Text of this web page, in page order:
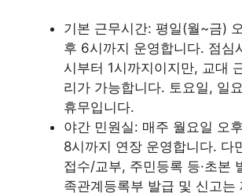
기본 근무시간: 평일(월~금)
후 6시까지 운영합니다. 점심
시부터 1시까지이지만, 교대
리가 가능합니다. 토요일, 일
휴무입니다.
야간 민원실: 매주 월요일 오
8시까지 연장 운영합니다. 다
접수/교부, 주민등록 등·초본
족관계등록부 발급 및 신고는